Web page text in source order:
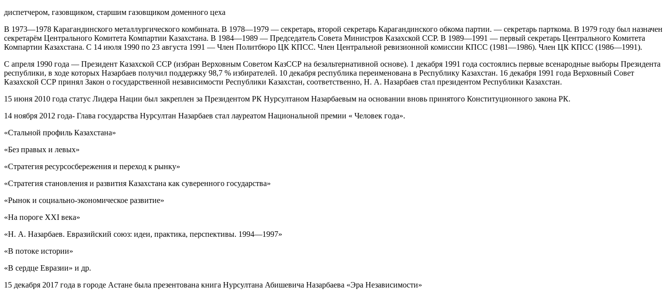
диспетчером, газовщиком, старшим газовщиком доменного цеха
В 1973—1978 Карагандинского металлургического комбината. В 1978—1979 — секретарь, второй секретарь Карагандинского обкома партии. — секретарь парткома. В 1979 году был назначен
секретарём Центрального Комитета Компартии Казахстана. В 1984—1989 — Председатель Совета Министров Казахской ССР. В 1989—1991 — первый секретарь Центрального Комитета
Компартии Казахстана. С 14 июля 1990 по 23 августа 1991 — Член Политбюро ЦК КПСС. Член Центральной ревизионной комиссии КПСС (1981—1986). Член ЦК КПСС (1986—1991).
С апреля 1990 года — Президент Казахской ССР (избран Верховным Советом КазССР на безальтернативной основе). 1 декабря 1991 года состоялись первые всенародные выборы Президента
республики, в ходе которых Назарбаев получил поддержку 98,7 % избирателей. 10 декабря республика переименована в Республику Казахстан. 16 декабря 1991 года Верховный Совет
Казахской ССР принял Закон о государственной независимости Республики Казахстан, соответственно, Н. А. Назарбаев стал президентом Республики Казахстан.
15 июня 2010 года статус Лидера Нации был закреплен за Президентом РК Нурсултаном Назарбаевым на основании вновь принятого Конституционного закона РК.
14 ноября 2012 года- Глава государства Нурсултан Назарбаев стал лауреатом Национальной премии « Человек года».
«Стальной профиль Казахстана»
«Без правых и левых»
«Стратегия ресурсосбережения и переход к рынку»
«Стратегия становления и развития Казахстана как суверенного государства»
«Рынок и социально-экономическое развитие»
«На пороге XXI века»
«Н. А. Назарбаев. Евразийский союз: идеи, практика, перспективы. 1994—1997»
«В потоке истории»
«В сердце Евразии» и др.
15 декабря 2017 года в городе Астане была презентована книга Нурсултана Абишевича Назарбаева «Эра Независимости»